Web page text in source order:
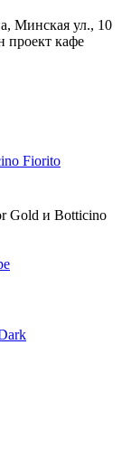
Минская ул., 10
проект кафе
Fiorito
Gold и Botticino